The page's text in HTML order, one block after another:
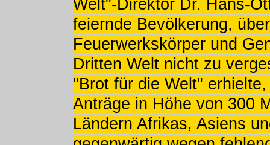
Welt"-Direktor Dr. Hans-
feiernde Bevölkerung,
Feuerwerkskörper und
Dritten Welt nicht zu
"Brot für die Welt"
Anträge in Höhe von 300
Ländern Afrikas, Asiens